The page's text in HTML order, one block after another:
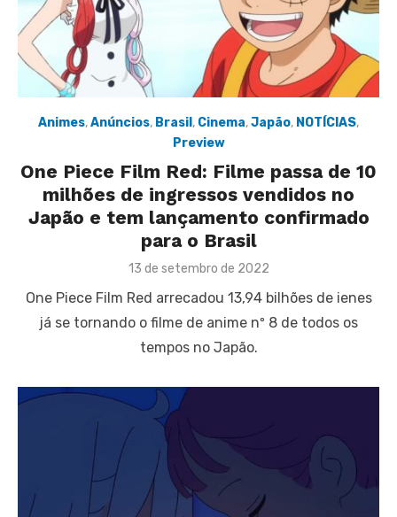
Animes,Anúncios, Brasil , Cinema,Japão, NOTÍCIAS,
Preview
One Piece Film Red: Filme passa de 10
milhões de ingressos vendidos no
Japão e tem lançamento confirmado
para o Brasil
Posted
13 de setembro de 2022
One Piece Film Red arrecadou 13,94 bilhões de ienes
já se tornando o filme de anime nº 8 de todos os
tempos no Japão.